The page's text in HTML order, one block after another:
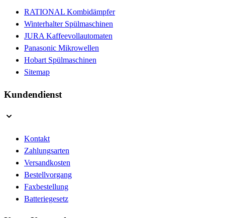
RATIONAL Kombidämpfer
Winterhalter Spülmaschinen
JURA Kaffeevollautomaten
Panasonic Mikrowellen
Hobart Spülmaschinen
Sitemap
Kundendienst
Kontakt
Zahlungsarten
Versandkosten
Bestellvorgang
Faxbestellung
Batteriegesetz